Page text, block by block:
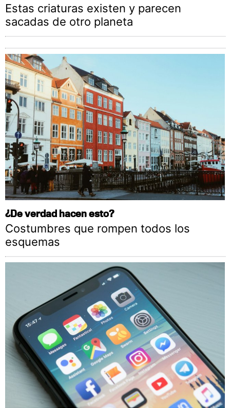
Estas criaturas existen y parecen
sacadas de otro planeta
¿De verdad hacen esto?
Costumbres que rompen todos los
esquemas